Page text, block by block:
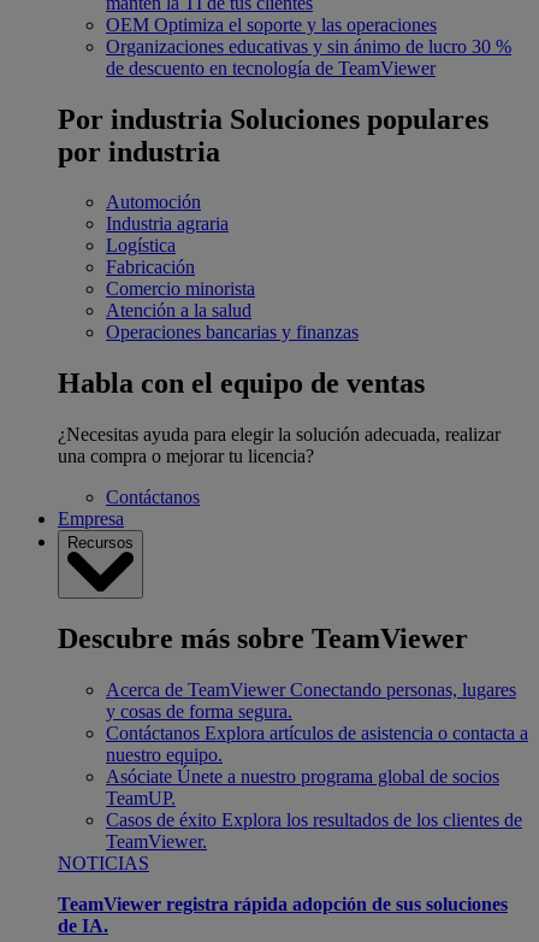
OEM Optimiza el soporte y las operaciones
Organizaciones educativas y sin ánimo de lucro 30 %
de descuento en tecnología de TeamViewer
Por industria Soluciones populares
por industria
Automoción
Industria agraria
Logística
Fabricación
Comercio minorista
Atención a la salud
Operaciones bancarias y finanzas
Habla con el equipo de ventas
¿Necesitas ayuda para elegir la solución adecuada, realizar
una compra o mejorar tu licencia?
Contáctanos
Empresa
Recursos
Descubre más sobre TeamViewer
Acerca de TeamViewer Conectando personas, lugares
y cosas de forma segura.
Contáctanos Explora artículos de asistencia o contacta a
nuestro equipo.
Asóciate Únete a nuestro programa global de socios
TeamUP.
Casos de éxito Explora los resultados de los clientes de
TeamViewer.
NOTICIAS
TeamViewer registra rápida adopción de sus soluciones
de IA.